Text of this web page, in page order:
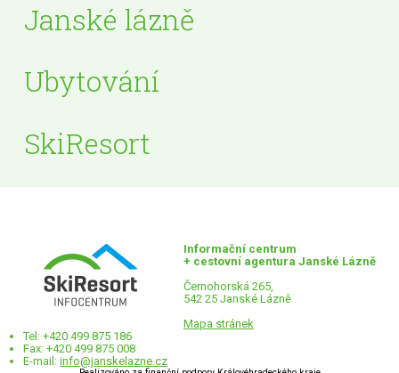
Janské lázně
Ubytování
SkiResort
Informační centrum
+ cestovní agentura Janské Lázně
Černohorská 265,
542 25 Janské Lázně
Mapa stránek
Tel: +420 499 875 186
Fax: +420 499 875 008
E-mail: info@janskelazne.cz